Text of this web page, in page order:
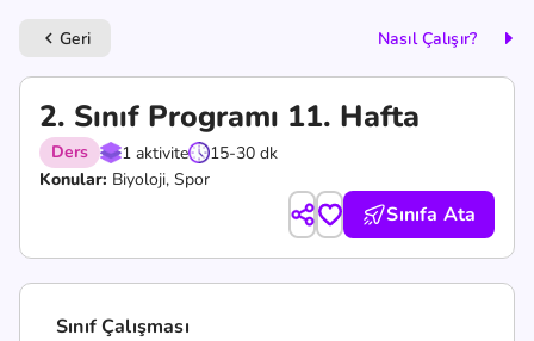
keyboard_arrow_left Geri Nasıl Çalışır?
2. Sınıf Programı 11. Hafta
Ders 1 aktivite
15-30 dk
Konular: Biyoloji, Spor
Sınıfa Ata
Sınıf Çalışması